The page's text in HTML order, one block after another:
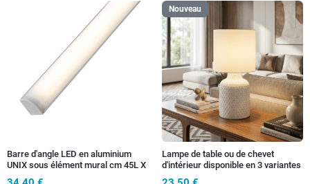
Barre d'angle LED en aluminium
UNIX sous élément mural cm 45L X
2,2h X 1,6P blanc avec diffuseur
Nouveau
Lampe de table ou de chevet
d'intérieur disponible en 3 variantes